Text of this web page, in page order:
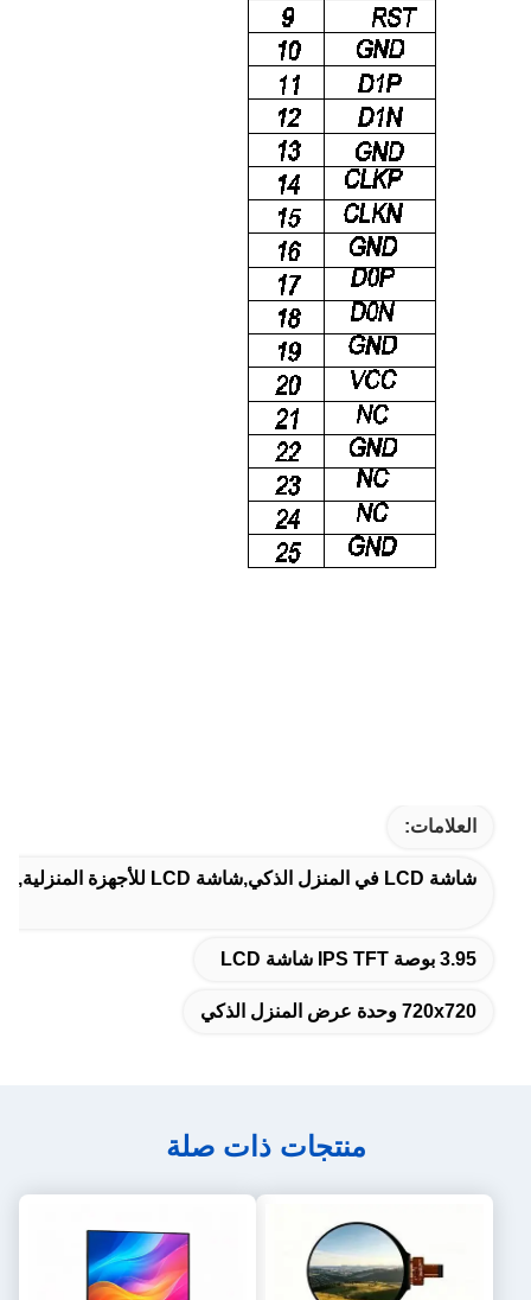
العلامات:
شاشة LCD في المنزل الذكي,شاشة LCD للأجهزة المنزلية,شاشة LCD للمنزل الذكي
3.95 بوصة IPS TFT شاشة LCD
720x720 وحدة عرض المنزل الذكي
منتجات ذات صلة